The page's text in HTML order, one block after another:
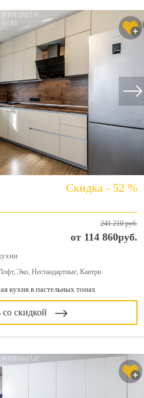
Скидка - 52 %
241 210 руб.
от 114 860руб.
Эко, Нестандартные, Кантри
кухня в пастельных тонах
со скидкой